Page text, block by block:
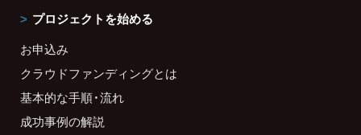
プロジェクトを始める
お申込み
クラウドファンディングとは
基本的な手順・流れ
成功事例の解説